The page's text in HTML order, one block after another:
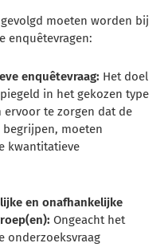
moeten worden bij
enquêtevragen:
enquêtevraag: Het doel
in het gekozen type
ervoor te zorgen dat de
moeten
kwantitatieve
en onafhankelijke
Ongeacht het
onderzoeksvraag